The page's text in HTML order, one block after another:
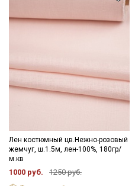
Лен костюмный цв.Нежно-розовый
жемчуг, ш.1.5м, лен-100%, 180гр/
м.кв
1000 руб. 1250 руб.